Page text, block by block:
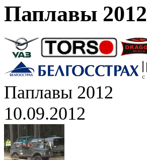
Паплавы 2012
Паплавы 2012
10.09.2012